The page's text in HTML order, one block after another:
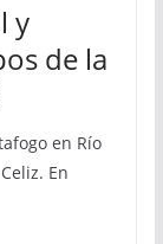
y
de la
en Río
En